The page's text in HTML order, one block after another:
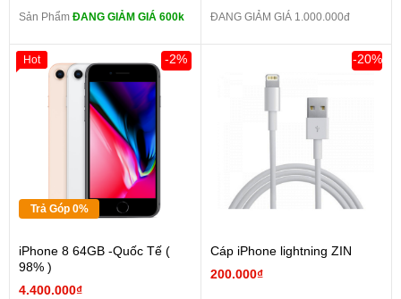
Sản Phẩm ĐANG GIẢM GIÁ 600k ĐANG GIẢM GIÁ 1.000.000đ
Trả Góp 0%
iPhone 8 64GB -Quốc Tế (
98% )
4.400.000₫
-2%
Hot
Cáp iPhone lightning ZIN
200.000₫
-20%